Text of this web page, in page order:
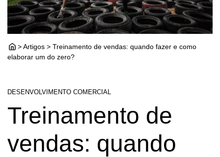
> Artigos > Treinamento de vendas: quando fazer e como
elaborar um do zero?
DESENVOLVIMENTO COMERCIAL
Treinamento de
vendas: quando